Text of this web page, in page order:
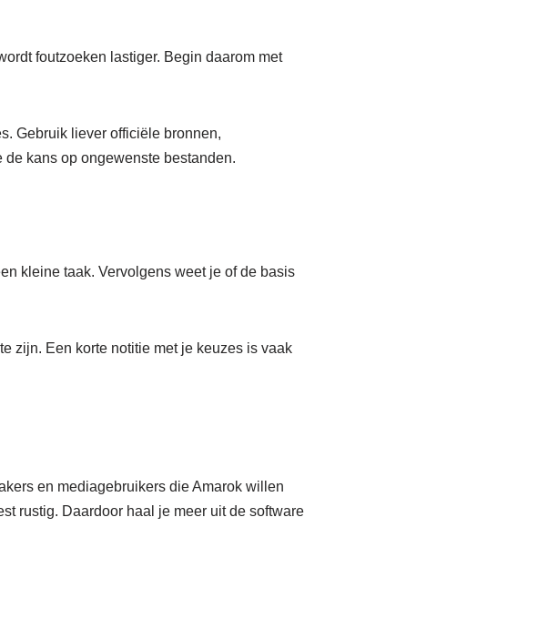
foutzoeken lastiger. Begin daarom met
Gebruik liever officiële bronnen,
kans op ongewenste bestanden.
kleine taak. Vervolgens weet je of de basis
zijn. Een korte notitie met je keuzes is vaak
en mediagebruikers die Amarok willen
rustig. Daardoor haal je meer uit de software